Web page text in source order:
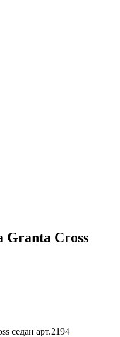
Granta Cross
седан арт.2194